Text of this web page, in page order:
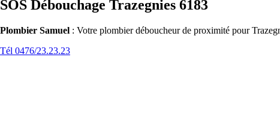
SOS Débouchage Trazegnies 6183
Plombier Samuel : Votre plombier déboucheur de proximité pour
Tél 0476/23.23.23